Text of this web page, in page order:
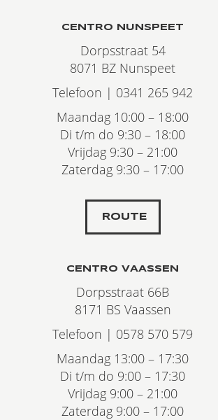
CENTRO NUNSPEET
Dorpsstraat 54
8071 BZ Nunspeet
Telefoon | 0341 265 942
Maandag 10:00 – 18:00
Di t/m do 9:30 – 18:00
Vrijdag 9:30 – 21:00
Zaterdag 9:30 – 17:00
ROUTE
CENTRO VAASSEN
Dorpsstraat 66B
8171 BS Vaassen
Telefoon | 0578 570 579
Maandag 13:00 – 17:30
Di t/m do 9:00 – 17:30
Vrijdag 9:00 – 21:00
Zaterdag 9:00 – 17:00